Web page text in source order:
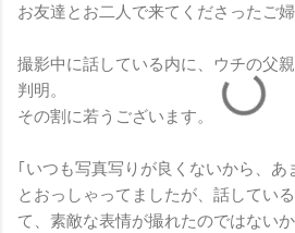
お友達とお二人で来てくださったご婦
撮影中に話している内に、ウチの父
判明。
その割に若うございます。
｢いつも写真写りが良くないから、あ
とおっしゃってましたが、話してい
て、素敵な表情が撮れたのではないか